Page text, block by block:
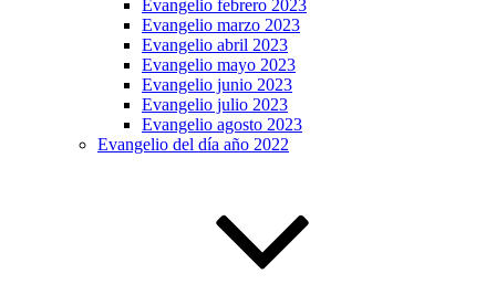
Evangelio febrero 2023
Evangelio marzo 2023
Evangelio abril 2023
Evangelio mayo 2023
Evangelio junio 2023
Evangelio julio 2023
Evangelio agosto 2023
Evangelio del día año 2022